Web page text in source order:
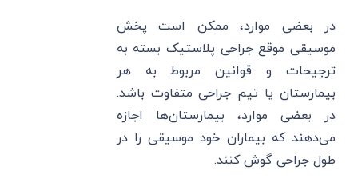
در بعضی موارد، ممکن است پخش
موسیقی موقع جراحی پلاستیک بسته به
ترجیحات و قوانین مربوط به هر
بیمارستان یا تیم جراحی متفاوت باشد.
در بعضی موارد، بیمارستان‌ها اجازه
می‌دهند که بیماران خود موسیقی را در
طول جراحی گوش کنند.